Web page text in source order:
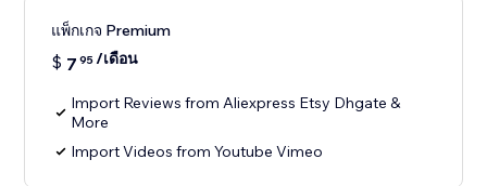
แพ็กเกจ Premium
$ 7 95/เดือน
Import Reviews from Aliexpress Etsy Dhgate &
More
Import Videos from Youtube Vimeo